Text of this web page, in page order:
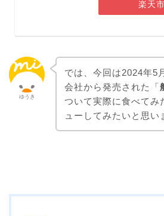
楽天
ゆうき
では、今回は2024年5
会社から発売された「
ついて実際に食べてみ
ューしてみたいと思い